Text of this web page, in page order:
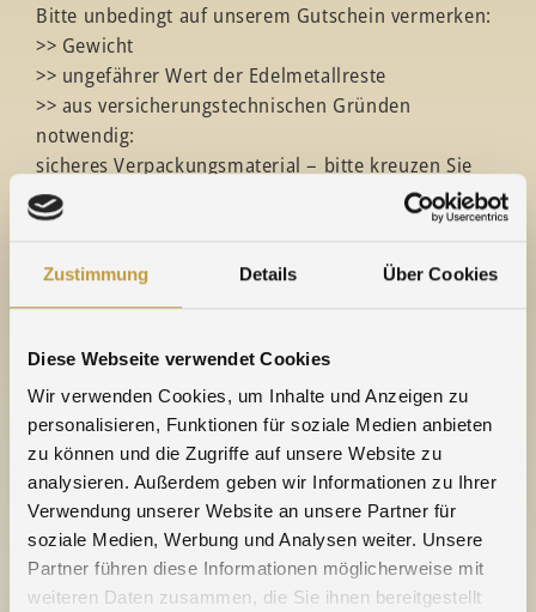
Zustimmung Details Über Cookies
Diese Webseite verwendet Cookies
Wir verwenden Cookies, um Inhalte und Anzeigen zu
personalisieren, Funktionen für soziale Medien anbieten
zu können und die Zugriffe auf unsere Website zu
analysieren. Außerdem geben wir Informationen zu Ihrer
Verwendung unserer Website an unsere Partner für
soziale Medien, Werbung und Analysen weiter. Unsere
Partner führen diese Informationen möglicherweise mit
weiteren Daten zusammen, die Sie ihnen bereitgestellt
Bitte unbedingt auf unserem Gutschein vermerken:
>> Gewicht
>> ungefährer Wert der Edelmetallreste
>> aus versicherungstechnischen Gründen
notwendig:
sicheres Verpackungsmaterial – bitte kreuzen Sie
die zutreffende Rubrik auf dem Gutschein an. Sie
erhalten die gewünschte Verpackung vorab.
Dann:
>> Gutschein per Fax, Post oder E-Mail an uns
Das ist alles.
Wir veranlassen daraufhin umgehend die durch uns
versicherte Abholung bei Ihnen über einen
Kurierdienst.
Haben Sie Fragen? Benötigen Sie
Informationsmaterial?
Zögern Sie nicht, uns anzusprechen – gerne sind